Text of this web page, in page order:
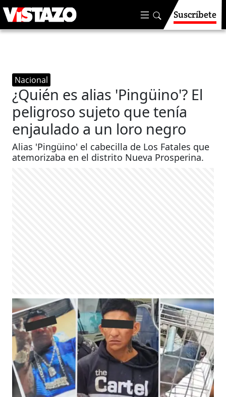
Suscríbete
Nacional
¿Quién es alias 'Pingüino'? El
peligroso sujeto que tenía
enjaulado a un loro negro
Alias 'Pingüino' el cabecilla de Los Fatales que
atemorizaba en el distrito Nueva Prosperina.